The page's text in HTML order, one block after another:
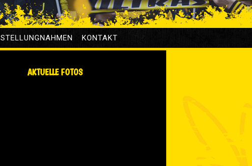
STELLUNGNAHMEN KONTAKT
AKTUELLE FOTOS